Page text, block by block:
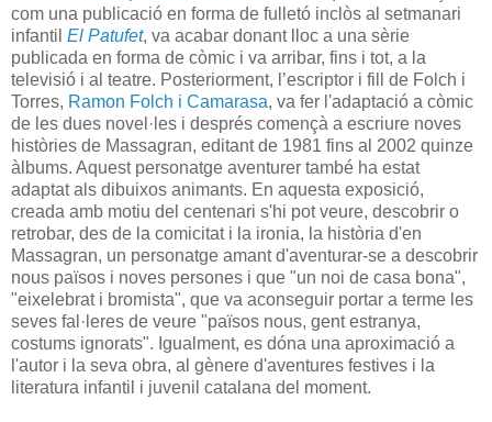
com una publicació en forma de fulletó inclòs al setmanari
infantil El Patufet, va acabar donant lloc a una sèrie
publicada en forma de còmic i va arribar, fins i tot, a la
televisió i al teatre. Posteriorment, l’escriptor i fill de Folch i
Torres, Ramon Folch i Camarasa, va fer l'adaptació a còmic
de les dues novel·les i després començà a escriure noves
històries de Massagran, editant de 1981 fins al 2002 quinze
àlbums. Aquest personatge aventurer també ha estat
adaptat als dibuixos animants. En aquesta exposició,
creada amb motiu del centenari s'hi pot veure, descobrir o
retrobar, des de la comicitat i la ironia, la història d'en
Massagran, un personatge amant d'aventurar-se a descobrir
nous països i noves persones i que "un noi de casa bona",
"eixelebrat i bromista", que va aconseguir portar a terme les
seves fal·leres de veure "països nous, gent estranya,
costums ignorats". Igualment, es dóna una aproximació a
l'autor i la seva obra, al gènere d'aventures festives i la
literatura infantil i juvenil catalana del moment.